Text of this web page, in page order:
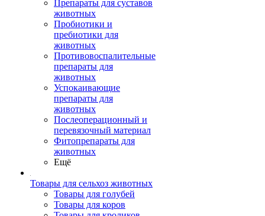
Препараты для суставов
животных
Пробиотики и
пребиотики для
животных
Противовоспалительные
препараты для
животных
Успокаивающие
препараты для
животных
Послеоперационный и
перевязочный материал
Фитопрепараты для
животных
Ещё
Товары для сельхоз животных
Товары для голубей
Товары для коров